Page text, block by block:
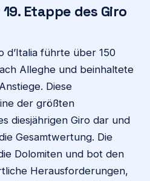
Etappe des Giro
d’Italia führte über 150
Alleghe und beinhaltete
Diese
der größten
diesjährigen Giro dar und
Gesamtwertung. Die
Dolomiten und bot den
Herausforderungen,